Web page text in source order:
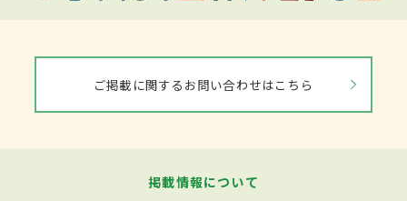
ご掲載に関するお問い合わせはこちら
掲載情報について